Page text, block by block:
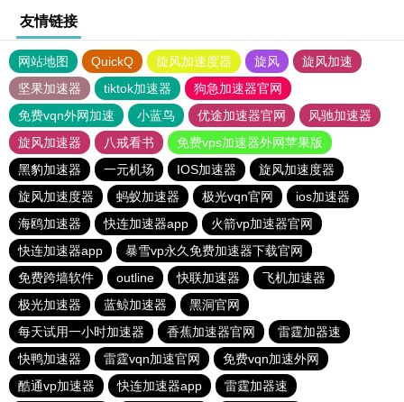
友情链接
网站地图 QuickQ 旋风加速度器 旋风
旋风加速
坚果加速器
tiktok加速器
狗急加速器官网
免费vqn外网加速
小蓝鸟 优途加速器官网
风驰加速器
旋风加速器
八戒看书
免费vps加速器外网苹果版
黑豹加速器
一元机场 IOS加速器
旋风加速度器
旋风加速度器
蚂蚁加速器 极光vqn官网
ios加速器
海鸥加速器
快连加速器app
火箭vp加速器官网
快连加速器app
暴雪vp永久免费加速器下载官网
免费跨墙软件
outline 快联加速器
飞机加速器
极光加速器
蓝鲸加速器
黑洞官网
每天试用一小时加速器
香蕉加速器官网
雷霆加器速
快鸭加速器
雷霆vqn加速官网
免费vqn加速外网
酷通vp加速器
快连加速器app 雷霆加器速